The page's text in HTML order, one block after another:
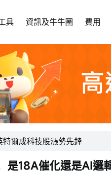
具 資訊及牛牛圈 費用
爾成科技股漲勢先鋒
是18A催化還是AI邏